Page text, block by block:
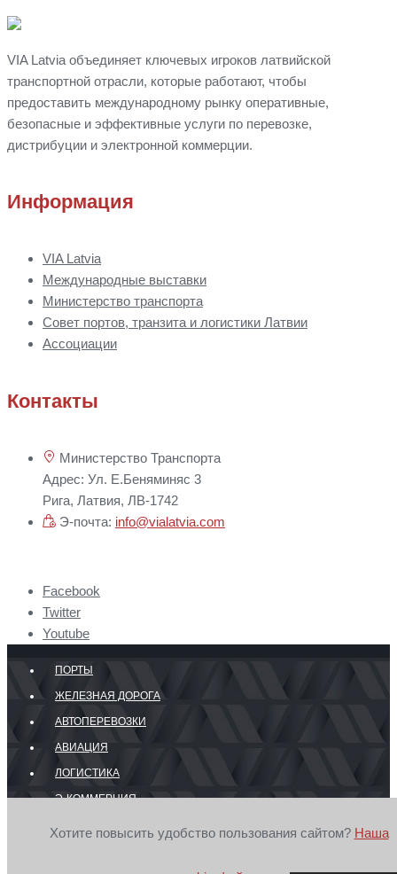
VIA Latvia объединяет ключевых игроков латвийской
транспортной отрасли, которые работают, чтобы
предоставить международному рынку оперативные,
безопасные и эффективные услуги по перевозке,
дистрибуции и электронной коммерции.
Информация
VIA Latvia
Международные выставки
Министерство транспорта
Совет портов, транзита и логистики Латвии
Ассоциации
Контакты
Министерство Транспорта
Адрес: Ул. Е.Беняминяс 3
Рига, Латвия, ЛВ-1742
Э-почта: info@vialatvia.com
Facebook
Twitter
Youtube
ПОРТЫ
ЖЕЛЕЗНАЯ ДОРОГА
АВТОПЕРЕВОЗКИ
АВИАЦИЯ
ЛОГИСТИКА
Э-КОММЕРЦИЯ
Хотите повысить удобство пользования сайтом? Наша